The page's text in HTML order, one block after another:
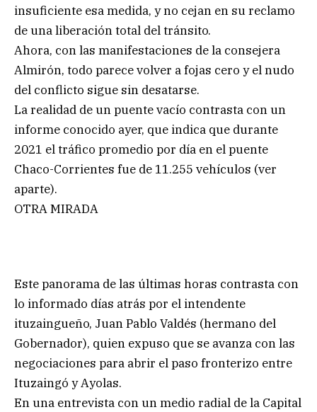
insuficiente esa medida, y no cejan en su reclamo
de una liberación total del tránsito.
Ahora, con las manifestaciones de la consejera
Almirón, todo parece volver a fojas cero y el nudo
del conflicto sigue sin desatarse.
La realidad de un puente vacío contrasta con un
informe conocido ayer, que indica que durante
2021 el tráfico promedio por día en el puente
Chaco-Corrientes fue de 11.255 vehículos (ver
aparte).
OTRA MIRADA
Este panorama de las últimas horas contrasta con
lo informado días atrás por el intendente
ituzaingueño, Juan Pablo Valdés (hermano del
Gobernador), quien expuso que se avanza con las
negociaciones para abrir el paso fronterizo entre
Ituzaingó y Ayolas.
En una entrevista con un medio radial de la Capital